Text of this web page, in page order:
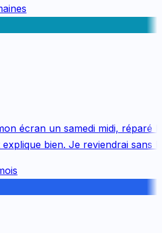
écran un samedi midi, réparé le
bien. Je reviendrai sans